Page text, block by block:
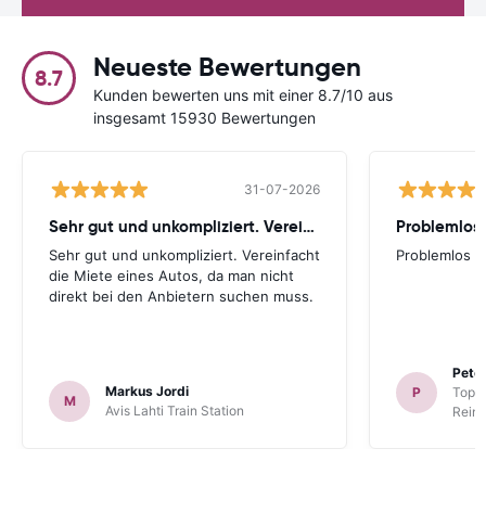
8.7 Neueste Bewertungen
Kunden bewerten uns mit einer 8.7/10 aus
insgesamt 15930 Bewertungen
31-07-2026
Sehr gut und unkompliziert. Vereinfacht
Sehr gut und unkompliziert. Vereinfacht
die Miete eines Autos, da man nicht
direkt bei den Anbietern suchen muss.
M
Markus Jordi
Avis Lahti Train Station
Problemlos
Problemlos
P